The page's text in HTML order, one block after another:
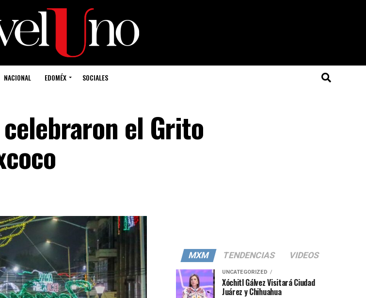
NACIONAL EDOMÉX SOCIALES
el Grito
MXM TENDENCIAS VIDEOS
UNCATEGORIZED
Xóchitl Gálvez Visitará Ciudad
Juárez y Chihuahua